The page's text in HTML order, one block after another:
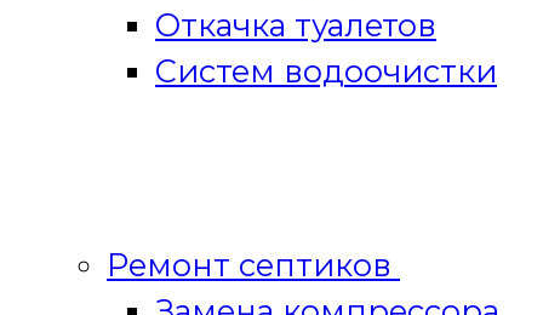
Откачка туалетов
Систем водоочистки
Ремонт септиков